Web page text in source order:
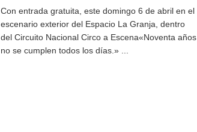
Con entrada gratuita, este domingo 6 de abril en el
escenario exterior del Espacio La Granja, dentro
del Circuito Nacional Circo a Escena«Noventa años
no se cumplen todos los días.» ...